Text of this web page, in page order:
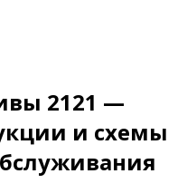
2121 —
и схемы